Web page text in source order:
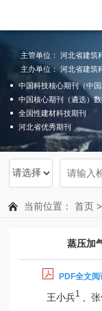
主管单位： 河北省建筑
主办单位： 河北省建筑
中国科技核心期刊（中国
中国核心期刊（遴选）
全国性建材科技期刊
河北省优秀期刊
当前位置： 首页 >
蒸压加
PDF全文阅
王小兵1 ,